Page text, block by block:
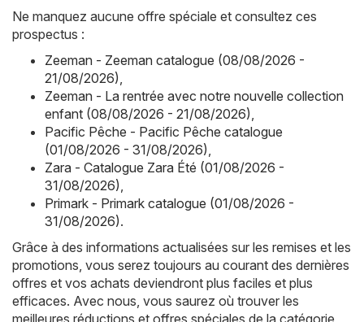
Ne manquez aucune offre spéciale et consultez ces
prospectus :
Zeeman - Zeeman catalogue (08/08/2026 -
21/08/2026),
Zeeman - La rentrée avec notre nouvelle collection
enfant (08/08/2026 - 21/08/2026),
Pacific Pêche - Pacific Pêche catalogue
(01/08/2026 - 31/08/2026),
Zara - Catalogue Zara Été (01/08/2026 -
31/08/2026),
Primark - Primark catalogue (01/08/2026 -
31/08/2026).
Grâce à des informations actualisées sur les remises et les
promotions, vous serez toujours au courant des dernières
offres et vos achats deviendront plus faciles et plus
efficaces. Avec nous, vous saurez où trouver les